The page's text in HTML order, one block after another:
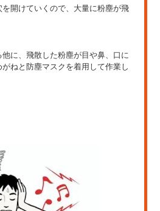
開けていくので、大量に粉塵が飛
に、飛散した粉塵が目や鼻、口に
ねと防塵マスクを着用して作業し